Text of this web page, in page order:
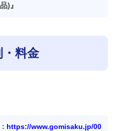
)』
料金
https://www.gomisaku.jp/00